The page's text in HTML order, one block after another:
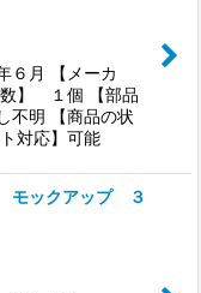
月 【メーカ
】 １個 【部品
明 【商品の状
対応】可能
モックアップ ３